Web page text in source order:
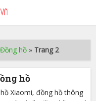
Đồng hồ » Trang 2
hồ
Xiaomi, đồng hồ thông